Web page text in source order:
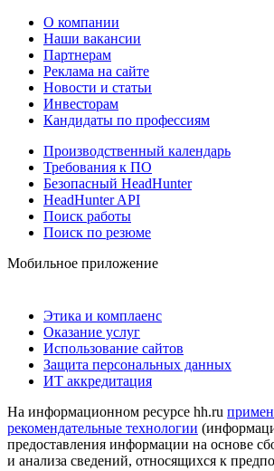
О компании
Наши вакансии
Партнерам
Реклама на сайте
Новости и статьи
Инвесторам
Кандидаты по профессиям
Производственный календарь
Требования к ПО
Безопасный HeadHunter
HeadHunter API
Поиск работы
Поиск по резюме
Мобильное приложение
Этика и комплаенс
Оказание услуг
Использование сайтов
Защита персональных данных
ИТ аккредитация
На информационном ресурсе hh.ru
рекомендательные технологии
предоставления информации на основе
и анализа сведений, относящихся к